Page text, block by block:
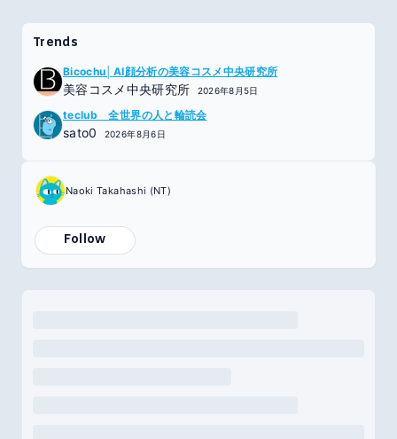
Trends
Bicochu│AI顔分析の美容コスメ中央研究所
美容コスメ中央研究所 2026年8月5日
teclub 全世界の人と輪読会
sato0 2026年8月6日
Naoki Takahashi (NT)
Follow